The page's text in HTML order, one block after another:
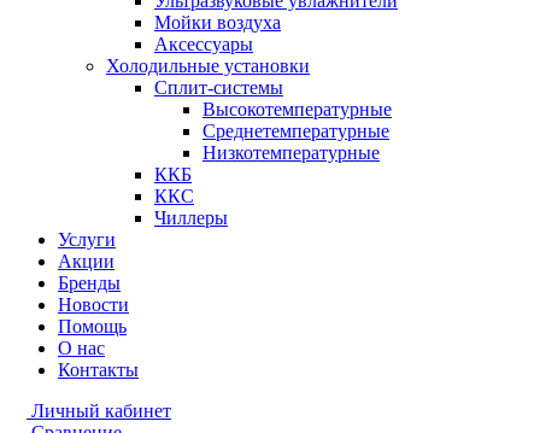
Мойки воздуха
Аксессуары
Холодильные установки
Сплит-системы
Высокотемпературные
Среднетемпературные
Низкотемпературные
ККБ
ККС
Чиллеры
Услуги
Акции
Бренды
Новости
Помощь
О нас
Контакты
Личный кабинет